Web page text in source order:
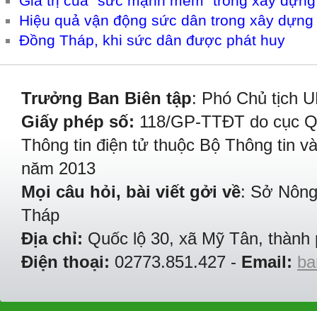
Hiệu quả vận động sức dân trong xây
Đồng Tháp, khi sức dân được phát huy
Trưởng Ban Biên tập: Phó Chủ tịch
Giấy phép số: 118/GP-TTĐT do cục
Thông tin điện tử thuộc Bộ Thông tin
năm 2013
Mọi câu hỏi, bài viết gởi về: Sở
Tháp
Địa chỉ: Quốc lộ 30, xã Mỹ Tân,
Điện thoại: 02773.851.427 - Email: